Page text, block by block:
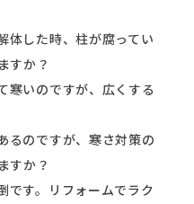
体した時、柱が腐ってい
すか？
寒いのですが、広くする
るのですが、寒さ対策の
すか？
です。リフォームでラク